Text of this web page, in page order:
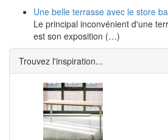
Une belle terrasse avec le store
Le principal inconvénient d'une
est son exposition (…)
Trouvez l'inspiration...